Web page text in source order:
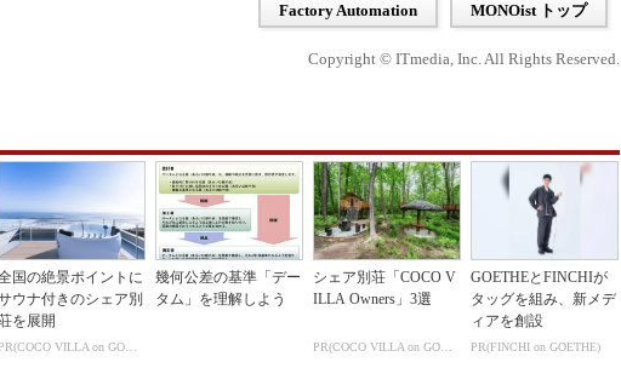
Factory Automation MONOist トップ
Copyright © ITmedia, Inc. All Rights Reserved.
国の絶景ポイントに
ウナ付きのシェア別
を展開
PR(COCO VILLA on GOETHE)
幾何公差の基準「デー
タム」を理解しよう
シェア別荘「COCO V
ILLA Owners」3選
PR(COCO VILLA on GOETHE)
GOETHEとFINCHIが
タッグを組み、新メデ
ィアを創設
PR(FINCHI on GOETHE)